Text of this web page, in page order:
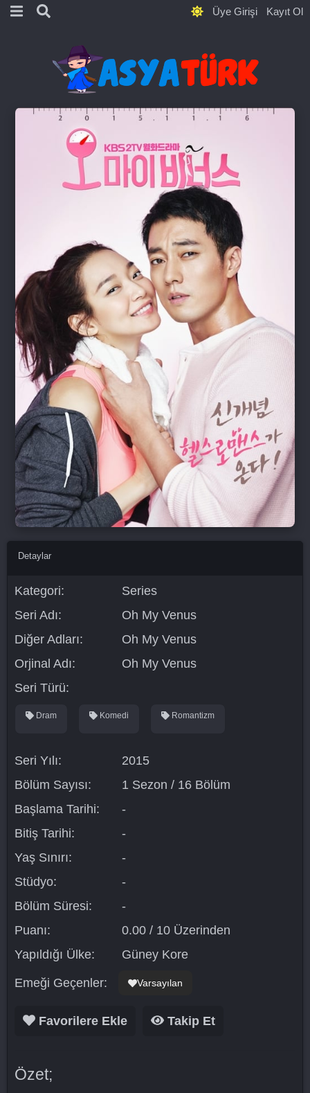
Üye Girişi Kayıt Ol
Detaylar
Kategori:
Series
Seri Adı:
Oh My Venus
Diğer Adları:
Oh My Venus
Orjinal Adı:
Oh My Venus
Seri Türü:
Dram Komedi Romantizm
Seri Yılı:
2015
Bölüm Sayısı:
1 Sezon / 16 Bölüm
Başlama Tarihi:
-
Bitiş Tarihi:
-
Yaş Sınırı:
-
Stüdyo:
-
Bölüm Süresi:
-
Puanı:
0.00 / 10 Üzerinden
Yapıldığı Ülke:
Güney Kore
Emeği Geçenler: Varsayılan
Favorilere Ekle Takip Et
Özet;